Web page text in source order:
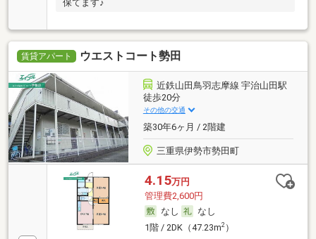
保てます♪
賃貸アパート ウエストコート勢田
近鉄山田鳥羽志摩線 宇治山田駅
徒歩20分
その他の交通
築30年6ヶ月 / 2階建
三重県伊勢市勢田町
4.15万円
管理費2,600円
なし
なし
1階 / 2DK（47.23m2）